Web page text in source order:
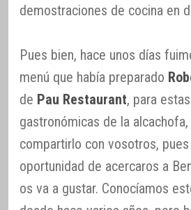
demostraciones de cocina en
Pues bien, hace unos días
menú que había preparado
de Pau Restaurant, para
gastronómicas de la
compartirlo con vosotros,
oportunidad de acercaros a
os va a gustar. Conocíamos